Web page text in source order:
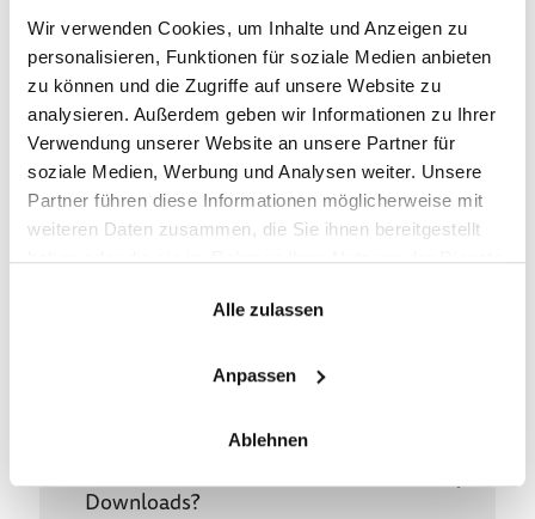
Wir verwenden Cookies, um Inhalte und Anzeigen zu
personalisieren, Funktionen für soziale Medien anbieten
zu können und die Zugriffe auf unsere Website zu
analysieren. Außerdem geben wir Informationen zu Ihrer
Verwendung unserer Website an unsere Partner für
soziale Medien, Werbung und Analysen weiter. Unsere
Partner führen diese Informationen möglicherweise mit
weiteren Daten zusammen, die Sie ihnen bereitgestellt
haben oder die sie im Rahmen Ihrer Nutzung der Dienste
Alle zulassen
Anpassen
Ablehnen
Gibt es eine neue
Handelsregisternummer?
Bleiben die bekannten Kontaktdaten
Downloads?